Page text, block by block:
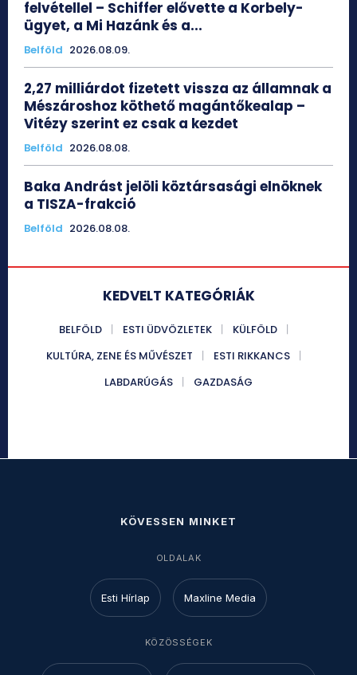
felvétellel – Schiffer elővette a Korbely-
ügyet, a Mi Hazánk és a...
Belföld 2026.08.09.
2,27 milliárdot fizetett vissza az államnak a
Mészároshoz köthető magántőkealap –
Vitézy szerint ez csak a kezdet
Belföld 2026.08.08.
Baka Andrást jelöli köztársasági elnöknek
a TISZA-frakció
Belföld 2026.08.08.
KEDVELT KATEGÓRIÁK
BELFÖLD ESTI ÜDVÖZLETEK
KÜLFÖLD
KULTÚRA, ZENE ÉS MŰVÉSZET
ESTI RIKKANCS
LABDARÚGÁS
GAZDASÁG
KÖVESSEN MINKET
OLDALAK
Esti Hírlap Maxline Media
KÖZÖSSÉGEK